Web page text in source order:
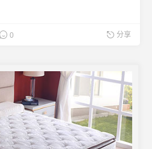
0 分享